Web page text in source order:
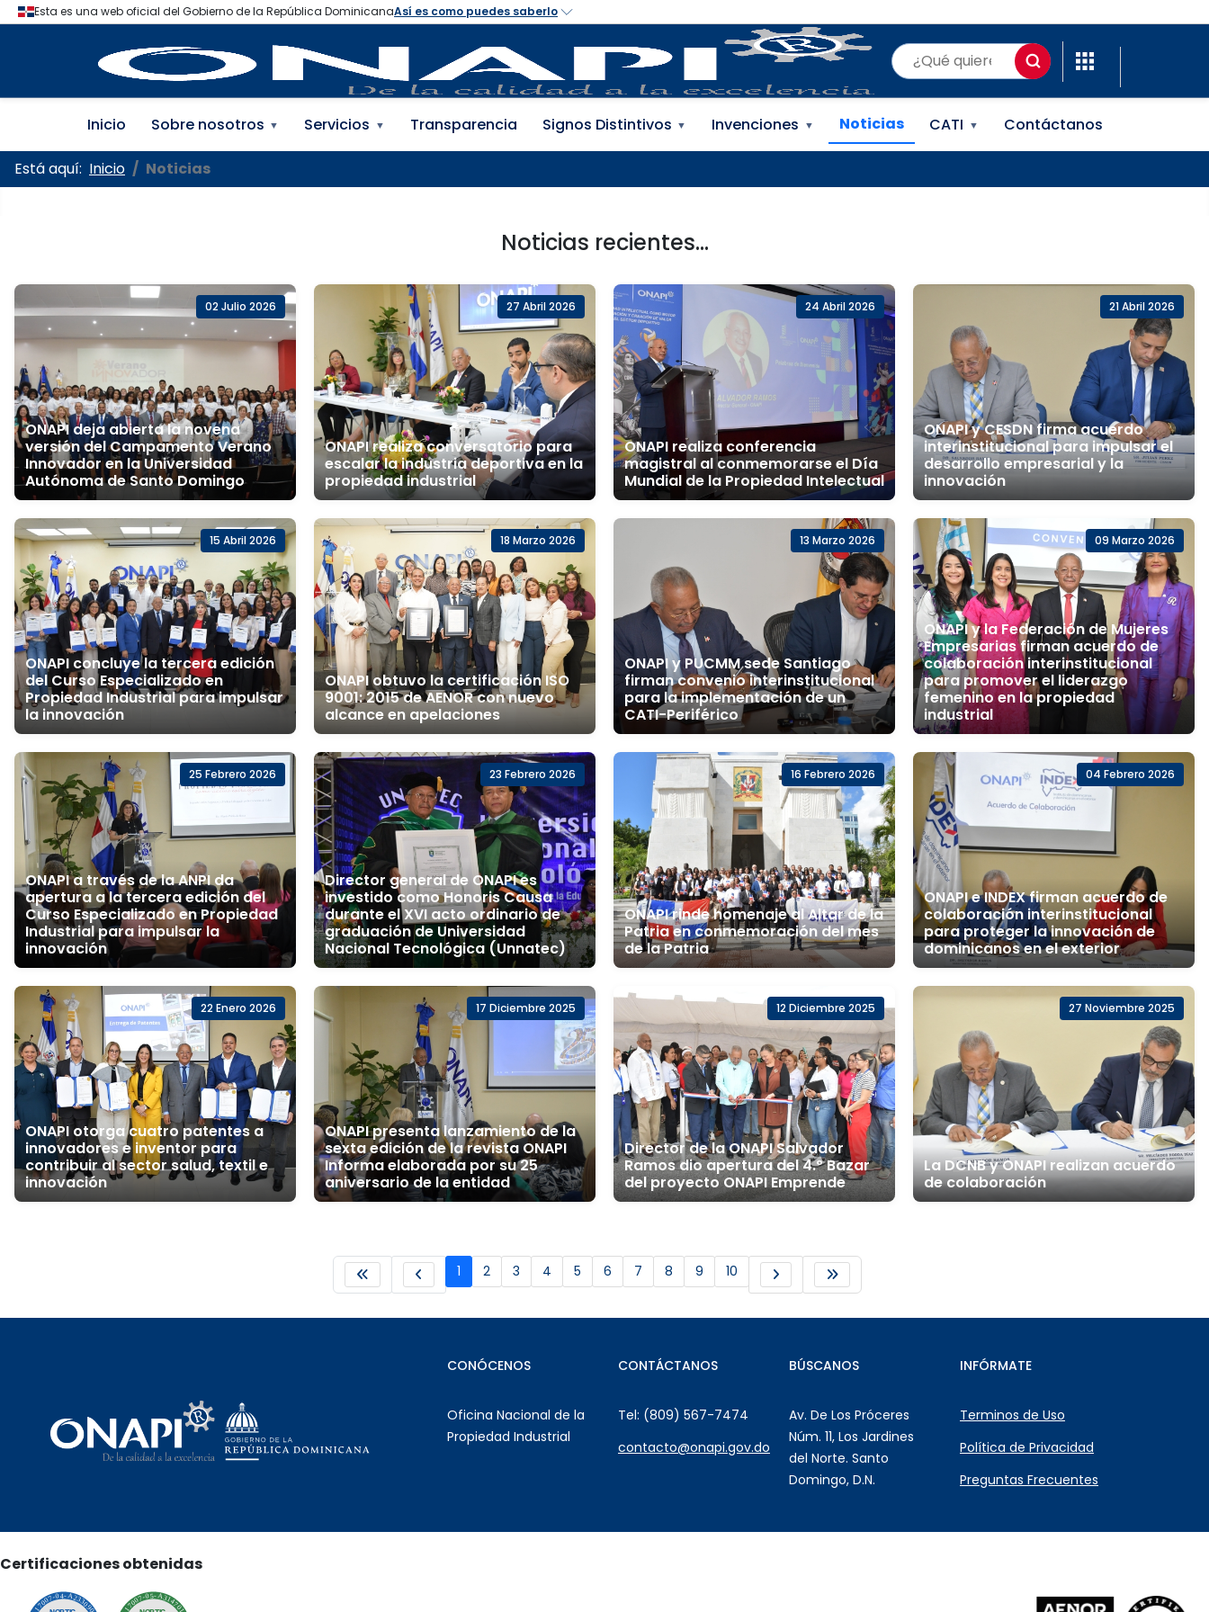
Oficina Nacional de la Propiedad Industrial (ONAPI)
Inicio Sobre nosotros ▼ Servicios ▼ Transparencia Signos Distintivos ▼ Invenciones ▼ Noticias CATI ▼ Contáctanos
Está aquí: Inicio Noticias
Noticias recientes...
02 Julio 2026
ONAPI deja abierta la novena
versión del Campamento Verano
Innovador en la Universidad
Autónoma de Santo Domingo
27 Abril 2026
ONAPI realiza conversatorio para
escalar la industria deportiva en la
propiedad industrial
24 Abril 2026
ONAPI realiza conferencia
magistral al conmemorarse el Día
Mundial de la Propiedad Intelectual
21 Abril 2026
ONAPI y CESDN firma acuerdo
interinstitucional para impulsar el
desarrollo empresarial y la
innovación
15 Abril 2026
ONAPI concluye la tercera edición
del Curso Especializado en
Propiedad Industrial para impulsar
la innovación
18 Marzo 2026
ONAPI obtuvo la certificación ISO
9001: 2015 de AENOR con nuevo
alcance en apelaciones
13 Marzo 2026
ONAPI y PUCMM sede Santiago
firman convenio interinstitucional
para la implementación de un
CATI-Periférico
09 Marzo 2026
ONAPI y la Federación de Mujeres
Empresarias firman acuerdo de
colaboración interinstitucional
para promover el liderazgo
femenino en la propiedad
industrial
25 Febrero 2026
ONAPI a través de la ANPI da
apertura a la tercera edición del
Curso Especializado en Propiedad
Industrial para impulsar la
innovación
23 Febrero 2026
Director general de ONAPI es
investido como Honoris Causa
durante el XVI acto ordinario de
graduación de Universidad
Nacional Tecnológica (Unnatec)
16 Febrero 2026
ONAPI rinde homenaje al Altar de la
Patria en conmemoración del mes
de la Patria
04 Febrero 2026
ONAPI e INDEX firman acuerdo de
colaboración interinstitucional
para proteger la innovación de
dominicanos en el exterior
22 Enero 2026
ONAPI otorga cuatro patentes a
innovadores e inventor para
contribuir al sector salud, textil e
innovación
17 Diciembre 2025
ONAPI presenta lanzamiento de la
sexta edición de la revista ONAPI
Informa elaborada por su 25
aniversario de la entidad
12 Diciembre 2025
Director de la ONAPI Salvador
Ramos dio apertura del 4.º Bazar
del proyecto ONAPI Emprende
27 Noviembre 2025
La DCNB y ONAPI realizan acuerdo
de colaboración
1 2 3 4 5 6 7 8 9 10
CONÓCENOS
Oficina Nacional de la
Propiedad Industrial
CONTÁCTANOS
Tel: (809) 567-7474
contacto@onapi.gov.do
BÚSCANOS
Av. De Los Próceres
Núm. 11, Los Jardines
del Norte. Santo
Domingo, D.N.
INFÓRMATE
Terminos de Uso
Política de Privacidad
Preguntas Frecuentes
Certificaciones obtenidas